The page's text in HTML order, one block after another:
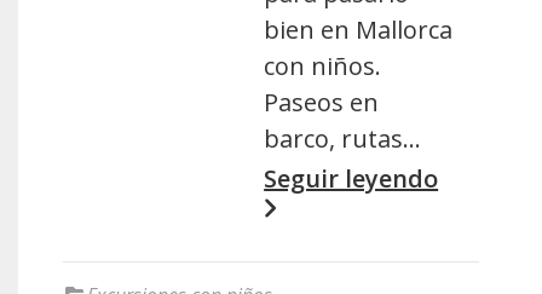
bien en Mallorca
con niños.
Paseos en
barco, rutas…
Seguir leyendo